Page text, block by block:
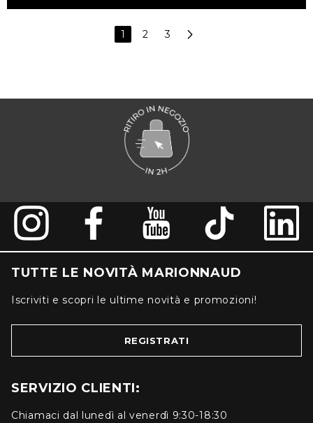
1 2 3
TUTTE LE NOVITÀ MARIONNAUD
Iscriviti e scopri le ultime novità e promozioni!
REGISTRATI
SERVIZIO CLIENTI:
Chiamaci dal lunedì al venerdì 9:30-18:30